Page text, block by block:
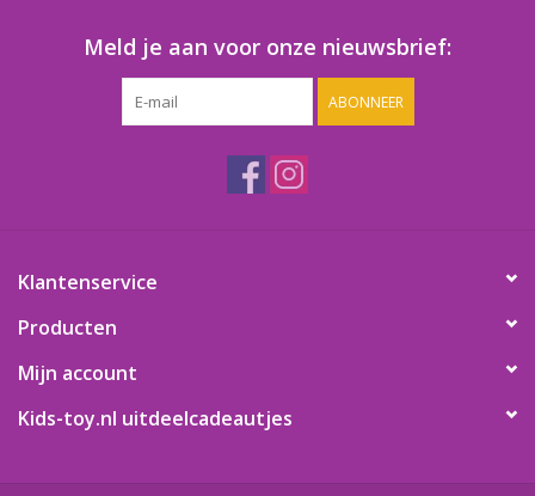
Speelgoedpakketten
Gevulde capsules & mixen
Snoep / kauwgomballen
Meld je aan voor onze nieuwsbrief:
ABONNEER
Klantenservice
Producten
Mijn account
Kids-toy.nl uitdeelcadeautjes